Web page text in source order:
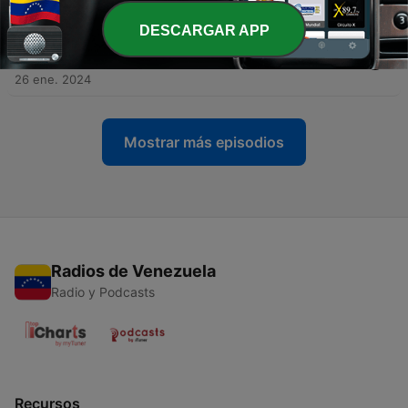
06 feb. 2024
14 - Las 8 cosas más importantes de tu contrato de
trabajo
26 ene. 2024
Mostrar más episodios
Radios de Venezuela
Radio y Podcasts
Recursos
DESCARGAR APP